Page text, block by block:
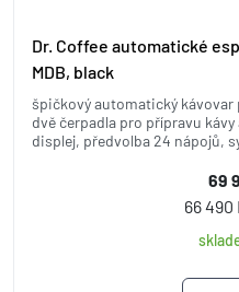
Dr. Coffee automatické
MDB, black
špičkový automatický kávovar
dvě čerpadla pro přípravu
displej, předvolba 24 nápojů,
69
66